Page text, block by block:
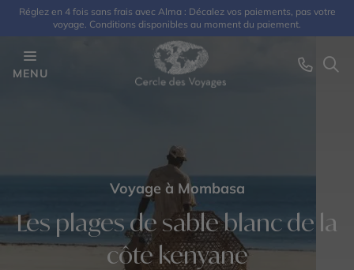
Réglez en 4 fois sans frais avec Alma : Décalez vos paiements, pas votre
voyage. Conditions disponibles au moment du paiement.
MENU
Voyage à Mombasa
Les plages de sable blanc de la
côte kenyane